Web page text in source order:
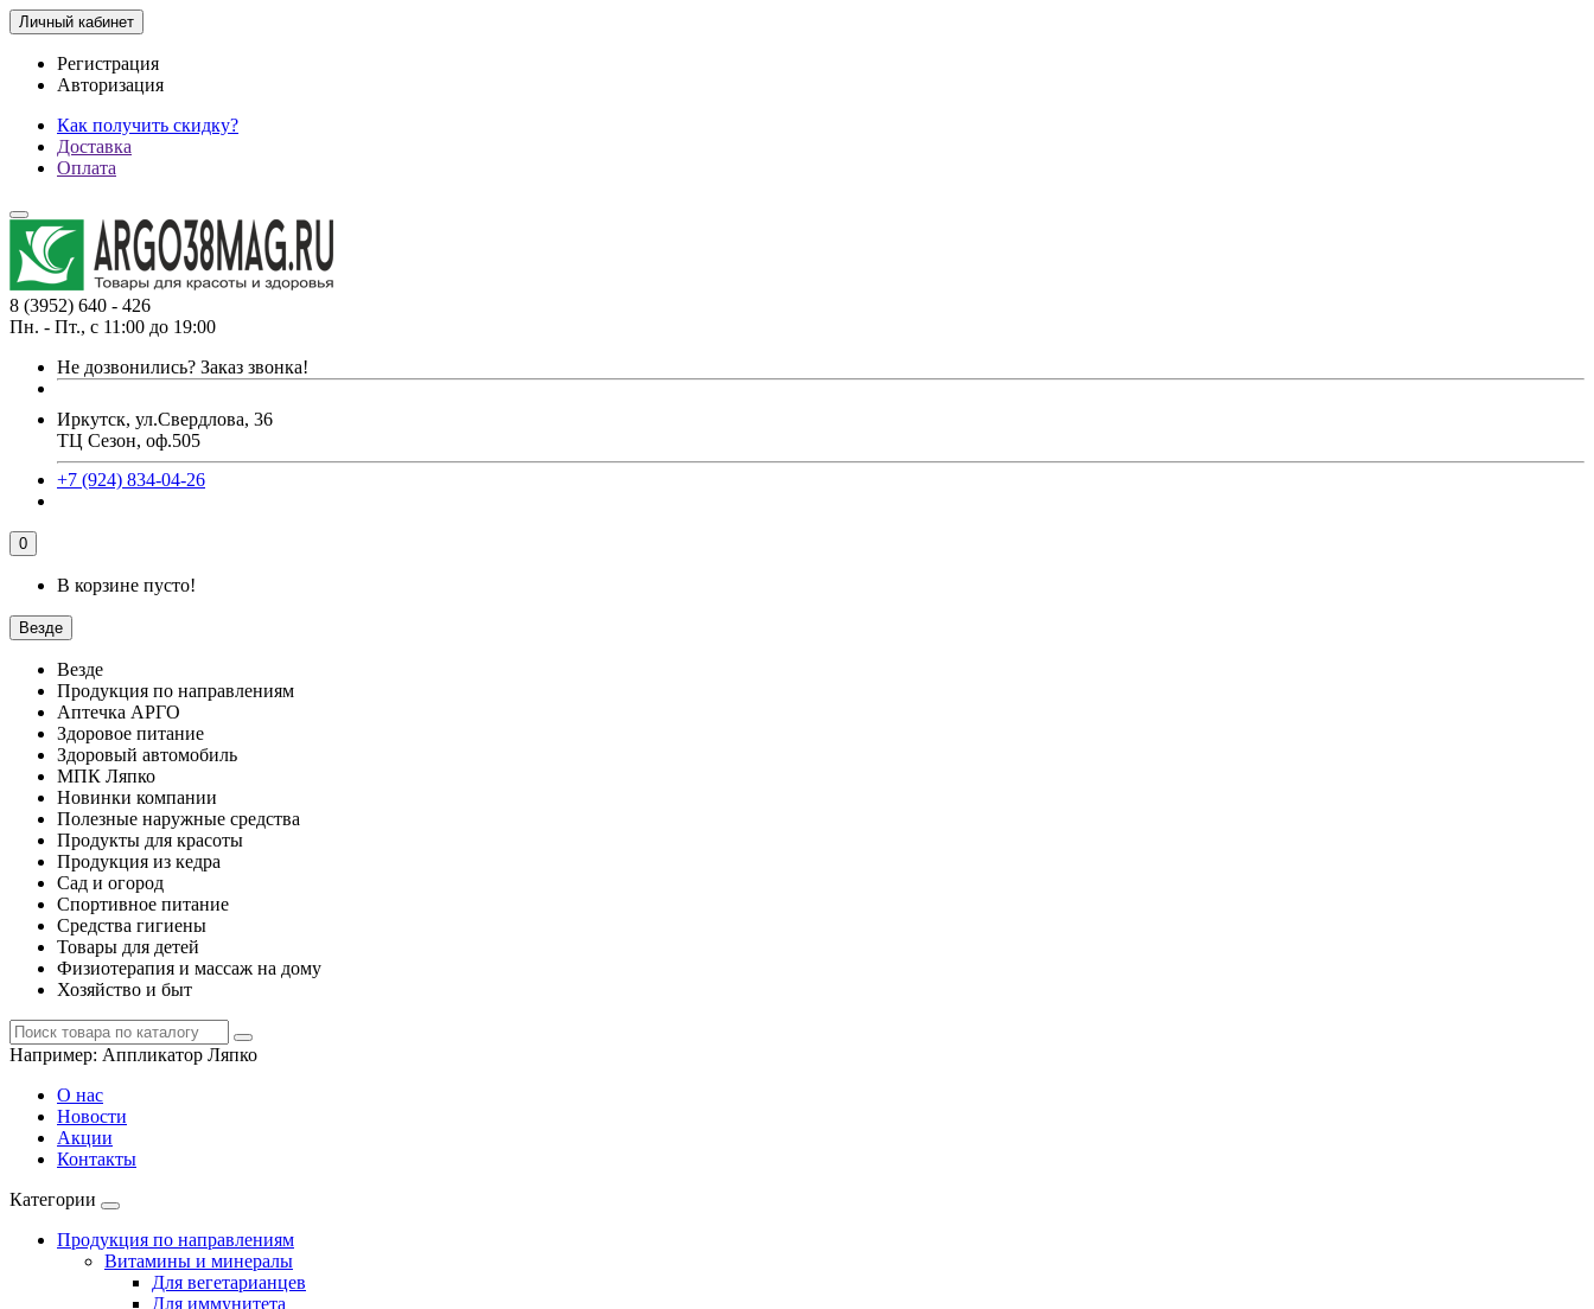
Личный кабинет
Регистрация
Авторизация
Как получить скидку?
Доставка
Оплата
8 (3952) 640 - 426
Пн. - Пт., с 11:00 до 19:00
Не дозвонились? Заказ звонка!
Иркутск, ул.Свердлова, 36
ТЦ Сезон, оф.505
+7 (924) 834-04-26
0
В корзине пусто!
Везде
Везде
Продукция по направлениям
Аптечка АРГО
Здоровое питание
Здоровый автомобиль
МПК Ляпко
Новинки компании
Полезные наружные средства
Продукты для красоты
Продукция из кедра
Сад и огород
Спортивное питание
Средства гигиены
Товары для детей
Физиотерапия и массаж на дому
Хозяйство и быт
Например: Аппликатор Ляпко
О нас
Новости
Акции
Контакты
Категории
Продукция по направлениям
Витамины и минералы
Для вегетарианцев
Для иммунитета